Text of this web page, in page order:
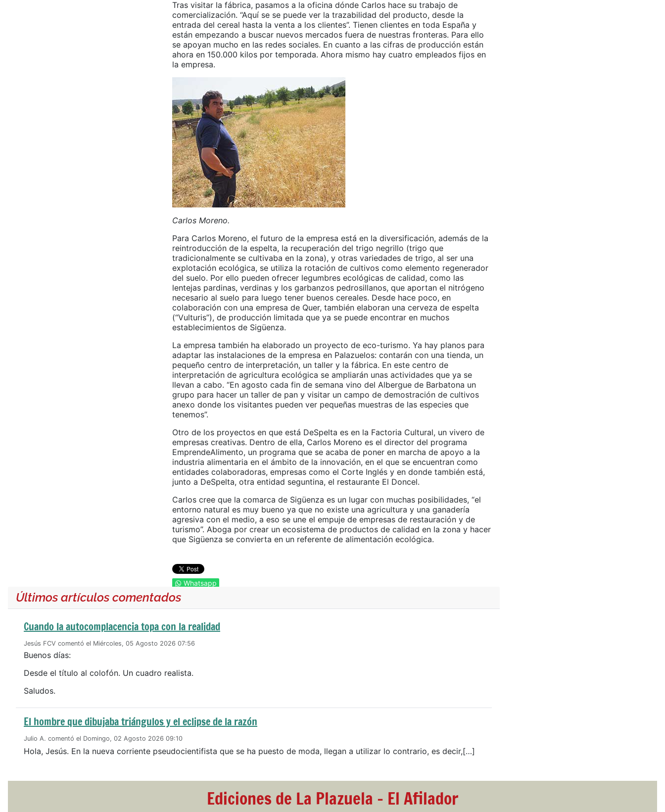
Últimos artículos comentados
Cuando la autocomplacencia topa con la realidad
Jesús FCV comentó el Miércoles, 05 Agosto 2026 07:56
Buenos días:
Desde el título al colofón. Un cuadro realista.
Saludos.
El hombre que dibujaba triángulos y el eclipse de la razón
Julio A. comentó el Domingo, 02 Agosto 2026 09:10
Hola, Jesús. En la nueva corriente pseudocientifista que se ha puesto de moda, llegan a utilizar lo contrario, es decir,[…]
Tras visitar la fábrica, pasamos a la oficina dónde Carlos hace su trabajo de
comercialización. “Aquí se se puede ver la trazabilidad del producto, desde la
entrada del cereal hasta la venta a los clientes”. Tienen clientes en toda España y
están empezando a buscar nuevos mercados fuera de nuestras fronteras. Para ello
se apoyan mucho en las redes sociales. En cuanto a las cifras de producción están
ahora en 150.000 kilos por temporada. Ahora mismo hay cuatro empleados fijos en
la empresa.
Carlos Moreno.
Para Carlos Moreno, el futuro de la empresa está en la diversificación, además de la
reintroducción de la espelta, la recuperación del trigo negrillo (trigo que
tradicionalmente se cultivaba en la zona), y otras variedades de trigo, al ser una
explotación ecológica, se utiliza la rotación de cultivos como elemento regenerador
del suelo. Por ello pueden ofrecer legumbres ecológicas de calidad, como las
lentejas pardinas, verdinas y los garbanzos pedrosillanos, que aportan el nitrógeno
necesario al suelo para luego tener buenos cereales. Desde hace poco, en
colaboración con una empresa de Quer, también elaboran una cerveza de espelta
(“Vulturis”), de producción limitada que ya se puede encontrar en muchos
establecimientos de Sigüenza.
La empresa también ha elaborado un proyecto de eco-turismo. Ya hay planos para
adaptar las instalaciones de la empresa en Palazuelos: contarán con una tienda, un
pequeño centro de interpretación, un taller y la fábrica. En este centro de
interpretación de agricultura ecológica se ampliarán unas actividades que ya se
llevan a cabo. “En agosto cada fin de semana vino del Albergue de Barbatona un
grupo para hacer un taller de pan y visitar un campo de demostración de cultivos
anexo donde los visitantes pueden ver pequeñas muestras de las especies que
tenemos”.
Otro de los proyectos en que está DeSpelta es en la Factoria Cultural, un vivero de
empresas creativas. Dentro de ella, Carlos Moreno es el director del programa
EmprendeAlimento, un programa que se acaba de poner en marcha de apoyo a la
industria alimentaria en el ámbito de la innovación, en el que se encuentran como
entidades colaboradoras, empresas como el Corte Inglés y en donde también está,
junto a DeSpelta, otra entidad seguntina, el restaurante El Doncel.
Carlos cree que la comarca de Sigüenza es un lugar con muchas posibilidades, “el
entorno natural es muy bueno ya que no existe una agricultura y una ganadería
agresiva con el medio, a eso se une el empuje de empresas de restauración y de
turismo”. Aboga por crear un ecosistema de productos de calidad en la zona y hacer
que Sigüenza se convierta en un referente de alimentación ecológica.
Whatsapp
Ediciones de La Plazuela - El Afilador